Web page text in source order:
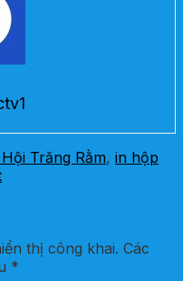
Trăng Rằm, in hộp
thị công khai. Các
*